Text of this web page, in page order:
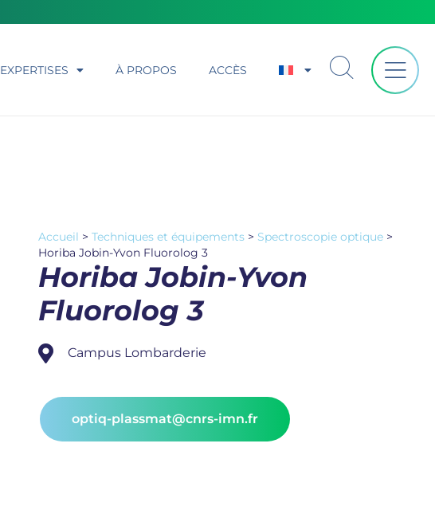
EXPERTISES À PROPOS ACCÈS
Accueil >Techniques et équipements > Spectroscopie optique >
Horiba Jobin-Yvon Fluorolog 3
Horiba Jobin-Yvon
Fluorolog 3
Campus Lombarderie
optiq-plassmat@cnrs-imn.fr